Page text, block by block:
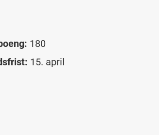
180
15. april